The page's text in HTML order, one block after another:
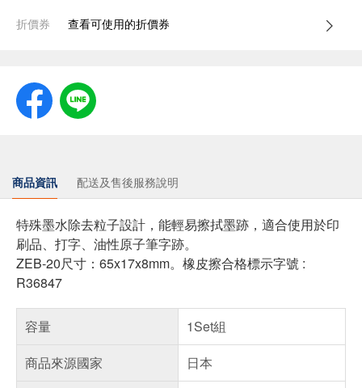
折價券 查看可使用的折價券
商品資訊 配送及售後服務說明
特殊墨水除去粒子設計，能輕易擦拭墨跡，適合使用於印
刷品、打字、油性原子筆字跡。
ZEB-20尺寸：65x17x8mm。橡皮擦合格標示字號 :
R36847
容量
1Set組
商品來源國家
日本